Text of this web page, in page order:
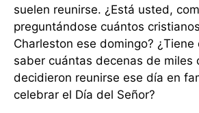
suelen reunirse. ¿Está usted,
preguntándose cuántos
Charleston ese domingo?
saber cuántas decenas de miles
decidieron reunirse ese día en
celebrar el Día del Señor?